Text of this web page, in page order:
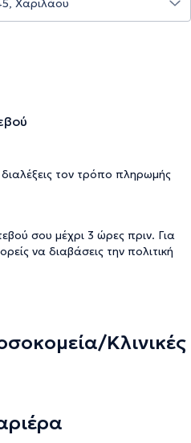
τον τρόπο πληρωμής
σου μέχρι 3 ώρες πριν. Για
να διαβάσεις την πολιτική
Κλινικές